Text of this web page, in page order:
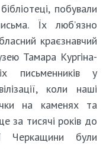
побували
Їх люб’язно
краєзнавчий
Тамара Кургіна-
письменників у
коли наші
на каменях та
за тисячі років до
Черкащини були